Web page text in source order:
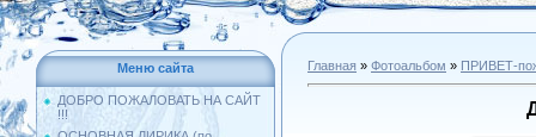
Меню сайта
ДОБРО ПОЖАЛОВАТЬ НА САЙТ
!!!
Главная » Фотоальбом » ПРИВЕТ-